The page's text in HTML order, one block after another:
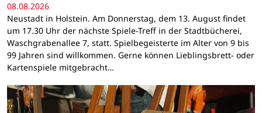
08.08.2026
Neustadt in Holstein. Am Donnerstag, dem 13. August findet
um 17.30 Uhr der nächste Spiele-Treff in der Stadtbücherei,
Waschgrabenallee 7, statt. Spielbegeisterte im Alter von 9 bis
99 Jahren sind willkommen. Gerne können Lieblingsbrett- oder
Kartenspiele mitgebracht…